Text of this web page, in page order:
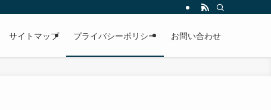
サイトマップ プライバシーポリシー お問い合わせ